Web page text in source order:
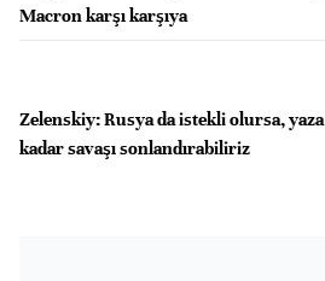
Macron karşı karşıya
Zelenskiy: Rusya da istekli olursa, yaza
kadar savaşı sonlandırabiliriz